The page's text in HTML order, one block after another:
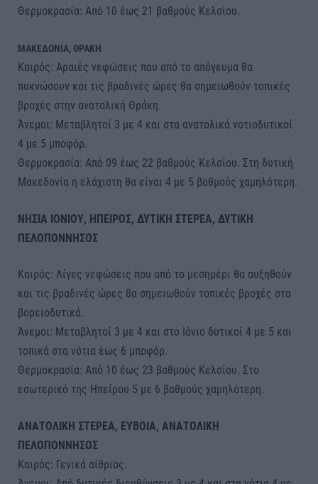
Θερμοκρασία: Από 10 έως 21 βαθμούς Κελσίου.
ΜΑΚΕΔΟΝΙΑ, ΘΡΑΚΗ
Καιρός: Αραιές νεφώσεις που από το απόγευμα θα
πυκνώσουν και τις βραδινές ώρες θα σημειωθούν τοπικές
βροχές στην ανατολική Θράκη.
Άνεμοι: Μεταβλητοί 3 με 4 και στα ανατολικά νοτιοδυτικοί
4 με 5 μποφόρ.
Θερμοκρασία: Από 09 έως 22 βαθμούς Κελσίου. Στη δυτική
Μακεδονία η ελάχιστη θα είναι 4 με 5 βαθμούς χαμηλότερη.
ΝΗΣΙΑ ΙΟΝΙΟΥ, ΗΠΕΙΡΟΣ, ΔΥΤΙΚΗ ΣΤΕΡΕΑ, ΔΥΤΙΚΗ
ΠΕΛΟΠΟΝΝΗΣΟΣ
Καιρός: Λίγες νεφώσεις που από το μεσημέρι θα αυξηθούν
και τις βραδινές ώρες θα σημειωθούν τοπικές βροχές στα
βορειοδυτικά.
Άνεμοι: Μεταβλητοί 3 με 4 και στο Ιόνιο δυτικοί 4 με 5 και
τοπικά στα νότια έως 6 μποφόρ.
Θερμοκρασία: Από 10 έως 23 βαθμούς Κελσίου. Στο
εσωτερικό της Ηπείρου 5 με 6 βαθμούς χαμηλότερη.
ΑΝΑΤΟΛΙΚΗ ΣΤΕΡΕΑ, ΕΥΒΟΙΑ, ΑΝΑΤΟΛΙΚΗ
ΠΕΛΟΠΟΝΝΗΣΟΣ
Καιρός: Γενικά αίθριος.